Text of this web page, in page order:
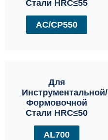
Стали HRC≤55
AC/CP550
Для
Инструментальной/
Формовочной
Стали HRC≤50
AL700